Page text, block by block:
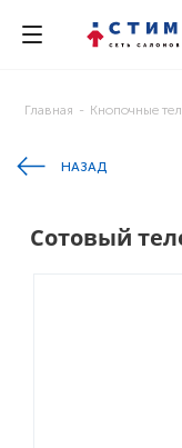
Главная - Кнопочные
НАЗАД
Cотовый